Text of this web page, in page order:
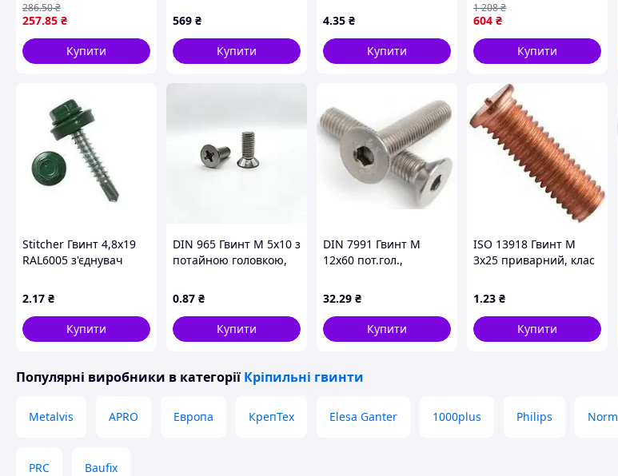
257.85 ₴
286.50₴
Купити
10L4225-2TСН PH(ЦБ)
ТМ КРЕПТЕХ
569 ₴
Купити
4.35 ₴
Купити
свердлом покриття ЦБ
6,3х50 100шт ТМ
КРЕПТЕХ
604 ₴
1 208₴
Купити
Stitcher Гвинт 4,8х19
RAL6005 з'єднувач
мм
2.17 ₴
Купити
DIN 965 Гвинт М 5х10 з
потайною головкою,
оцинкований
0.87 ₴
Купити
DIN 7991 Гвинт М
12х60 пот.гол.,
міцності 10.9,
оцинкований
32.29 ₴
Купити
ISO 13918 Гвинт М
3х25 приварний, клас
обміднений
1.23 ₴
Купити
Популярні виробники в категорії Кріпильні гвинти
Metalvis APRO Европа КрепТех Elesa Ganter 1000plus Philips Norm
PRC Baufix